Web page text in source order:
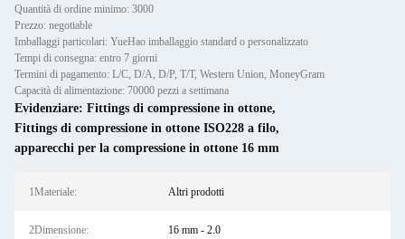
Quantità di ordine minimo: 3000
Prezzo: negotiable
Imballaggi particolari: YueHao imballaggio standard o personalizzato
Tempi di consegna: entro 7 giorni
Termini di pagamento: L/C, D/A, D/P, T/T, Western Union, MoneyGram
Capacità di alimentazione: 70000 pezzi a settimana
Evidenziare: Fittings di compressione in ottone,
Fittings di compressione in ottone ISO228 a filo,
apparecchi per la compressione in ottone 16 mm
1Materiale: Altri prodotti
2Dimensione: 16 mm - 2.0